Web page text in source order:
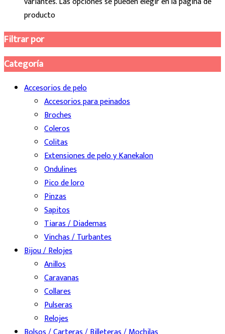
producto
Filtrar por
Categoría
Accesorios de pelo
Accesorios para peinados
Broches
Coleros
Colitas
Extensiones de pelo y Kanekalon
Ondulines
Pico de loro
Pinzas
Sapitos
Tiaras / Diademas
Vinchas / Turbantes
Bijou / Relojes
Anillos
Caravanas
Collares
Pulseras
Relojes